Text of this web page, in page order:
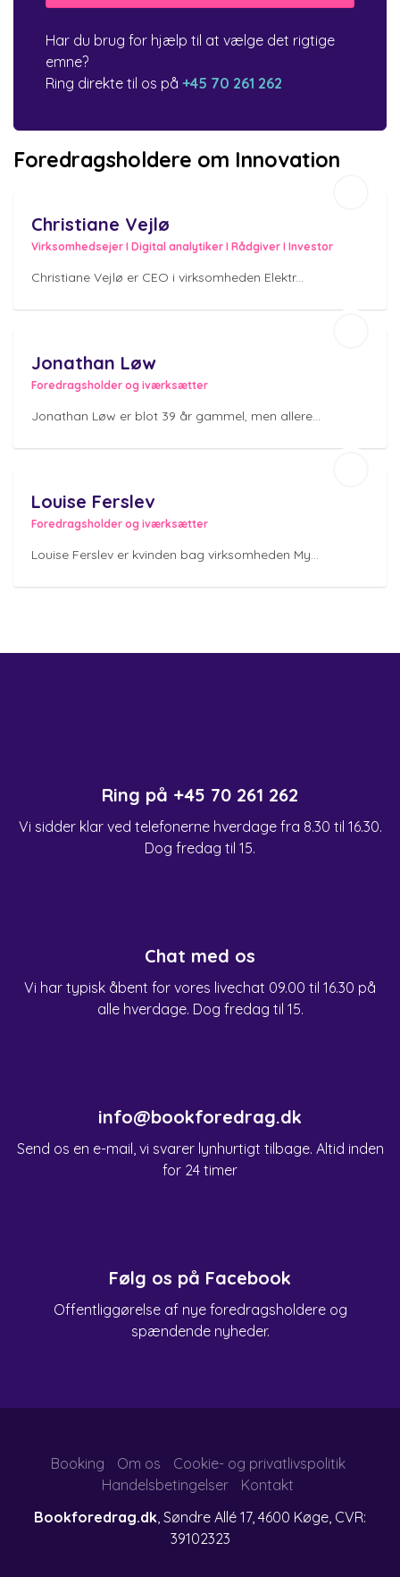
Har du brug for hjælp til at vælge det rigtige
emne?
Ring direkte til os på +45 70 261 262
Foredragsholdere om Innovation
Christiane Vejlø
Virksomhedsejer I Digital analytiker I Rådgiver I Investor
Christiane Vejlø er CEO i virksomheden Elektr...
Jonathan Løw
Foredragsholder og iværksætter
Jonathan Løw er blot 39 år gammel, men allere...
Louise Ferslev
Foredragsholder og iværksætter
Louise Ferslev er kvinden bag virksomheden My...
Ring på +45 70 261 262
Vi sidder klar ved telefonerne hverdage fra 8.30 til 16.30.
Dog fredag til 15.
Chat med os
Vi har typisk åbent for vores livechat 09.00 til 16.30 på
alle hverdage. Dog fredag til 15.
info@bookforedrag.dk
Send os en e-mail, vi svarer lynhurtigt tilbage. Altid inden
for 24 timer
Følg os på Facebook
Offentliggørelse af nye foredragsholdere og
spændende nyheder.
Booking Om os
Cookie- og privatlivspolitik
Handelsbetingelser
Kontakt
Bookforedrag.dk, Søndre Allé 17, 4600 Køge, CVR:
39102323